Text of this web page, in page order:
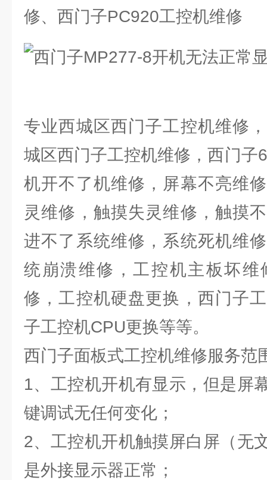
修、西门子PC920工控机维修
专业西城区西门子工控机维修
城区西门子工控机维修，西门子
机开不了机维修，屏幕不亮维
灵维修，触摸失灵维修，触摸
进不了系统维修，系统死机维
统崩溃维修，工控机主板坏维
修，工控机硬盘更换，西门子
子工控机CPU更换等等。
西门子面板式工控机维修服务范
1、工控机开机有显示，但是屏
键调试无任何变化；
2、工控机开机触摸屏白屏（无
是外接显示器正常；